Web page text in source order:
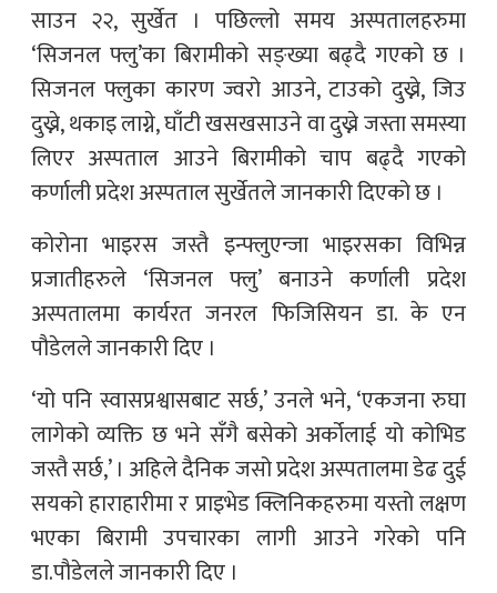
साउन २२, सुर्खेत । पछिल्लो समय अस्पतालहरुमा
‘सिजनल फ्लु’का बिरामीको सङ्ख्या बढ्दै गएको छ ।
सिजनल फ्लुका कारण ज्वरो आउने, टाउको दुख्ने, जिउ
दुख्ने, थकाइ लाग्ने, घाँटी खसखसाउने वा दुख्ने जस्ता समस्या
लिएर अस्पताल आउने बिरामीको चाप बढ्दै गएको
कर्णाली प्रदेश अस्पताल सुर्खेतले जानकारी दिएको छ ।
कोरोना भाइरस जस्तै इन्फ्लुएन्जा भाइरसका विभिन्न
प्रजातीहरुले ‘सिजनल फ्लु’ बनाउने कर्णाली प्रदेश
अस्पतालमा कार्यरत जनरल फिजिसियन डा. के एन
पौडेलले जानकारी दिए ।
‘यो पनि स्वासप्रश्वासबाट सर्छ,’ उनले भने, ‘एकजना रुघा
लागेको व्यक्ति छ भने सँगै बसेको अर्कोलाई यो कोभिड
जस्तै सर्छ,’ । अहिले दैनिक जसो प्रदेश अस्पतालमा डेढ दुई
सयको हाराहारीमा र प्राइभेड क्लिनिकहरुमा यस्तो लक्षण
भएका बिरामी उपचारका लागी आउने गरेको पनि
डा.पौडेलले जानकारी दिए ।